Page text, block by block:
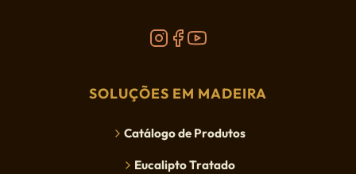
SOLUÇÕES EM MADEIRA
Catálogo de Produtos
Eucalipto Tratado